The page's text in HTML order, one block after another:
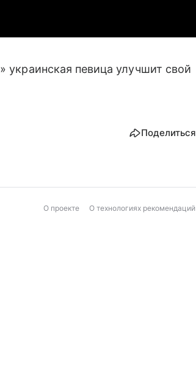
украинская певица улучшит свой
Поделиться
О проекте О технологиях рекомендаций